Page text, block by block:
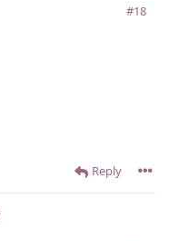
#18
Reply